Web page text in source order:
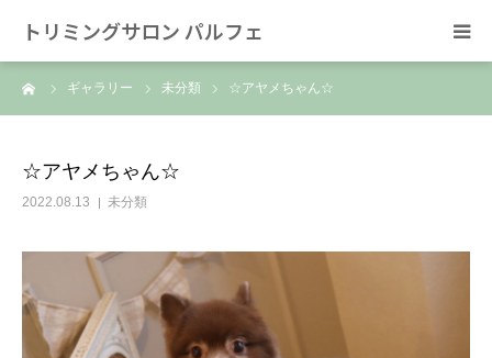
トリミングサロン パルフェ
ギャラリー 未分類 ☆アヤメちゃん☆
☆アヤメちゃん☆
2022.08.13 未分類
HOME
スタッフ
SNS/リンク